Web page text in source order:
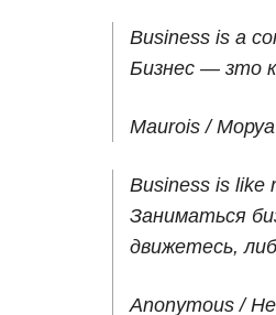
Business is a
Бизнес — зто
Maurois / Моруа
Business is like
Заниматься
движетесь,
Anonymous /